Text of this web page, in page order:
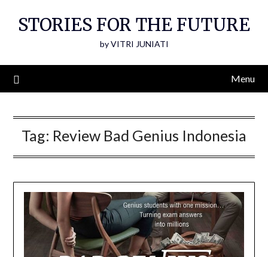
STORIES FOR THE FUTURE
by VITRI JUNIATI
Menu
Tag: Review Bad Genius Indonesia